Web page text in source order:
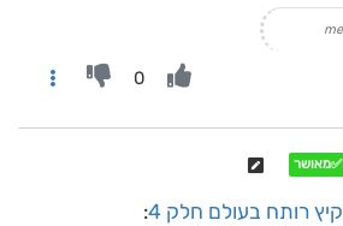
0
✅מאושר
קיץ רותח בעולם חלק 4 :